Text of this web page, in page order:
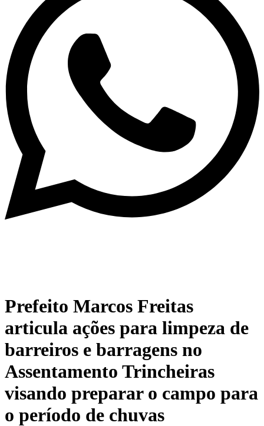
Prefeito Marcos Freitas
articula ações para limpeza de
barreiros e barragens no
Assentamento Trincheiras
visando preparar o campo para
o período de chuvas